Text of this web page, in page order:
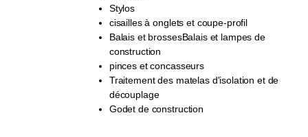
Stylos
cisailles à onglets et coupe-profil
Balais et brossesBalais et lampes de
construction
pinces et concasseurs
Traitement des matelas d'isolation et de
découplage
Godet de construction